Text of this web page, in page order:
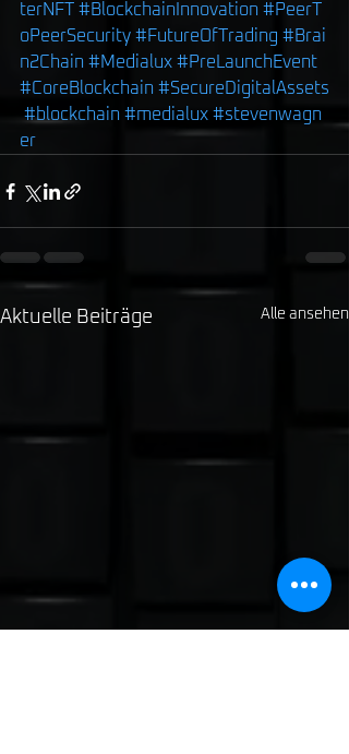
terNFT
#BlockchainInnovation #PeerT
oPeerSecurity #FutureOfTrading #Brai
n2Chain #Medialux #PreLaunchEvent
#CoreBlockchain #SecureDigitalAssets
#blockchain #medialux #stevenwagn
er
Aktuelle Beiträge Alle ansehen